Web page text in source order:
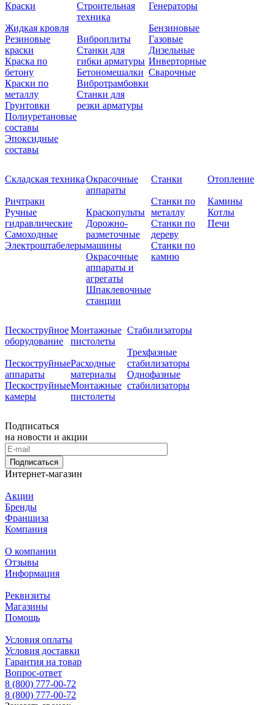
Краски
Жидкая кровля
Резиновые
краски
Краска по
бетону
Краски по
металлу
Грунтовки
Полиуретановые
составы
Эпоксидные
составы
Строительная
техника
Виброплиты
Станки для
гибки арматуры
Бетономешалки
Вибротрамбовки
Станки для
резки арматуры
Генераторы
Бензиновые
Газовые
Дизельные
Инверторные
Сварочные
Складская техника
Ричтраки
Ручные
гидравлические
Самоходные
Электроштабелеры
Окрасочные
аппараты
Краскопульты
Дорожно-
разметочные
машины
Окрасочные
аппараты и
агрегаты
Шпаклевочные
станции
Станки
Станки по
металлу
Станки по
дереву
Станки по
камню
Отопление
Камины
Котлы
Печи
Пескоструйное
оборудование
Пескоструйные
аппараты
Пескоструйные
камеры
Монтажные
пистолеты
Расходные
материалы
Монтажные
пистолеты
Стабилизаторы
Трехфазные
стабилизаторы
Однофазные
стабилизаторы
Подписаться
на новости и акции
Подписаться
Интернет-магазин
Акции
Бренды
Франшиза
Компания
О компании
Отзывы
Информация
Реквизиты
Магазины
Помощь
Условия оплаты
Условия доставки
Гарантия на товар
Вопрос-ответ
8 (800) 777-00-72
8 (800) 777-00-72